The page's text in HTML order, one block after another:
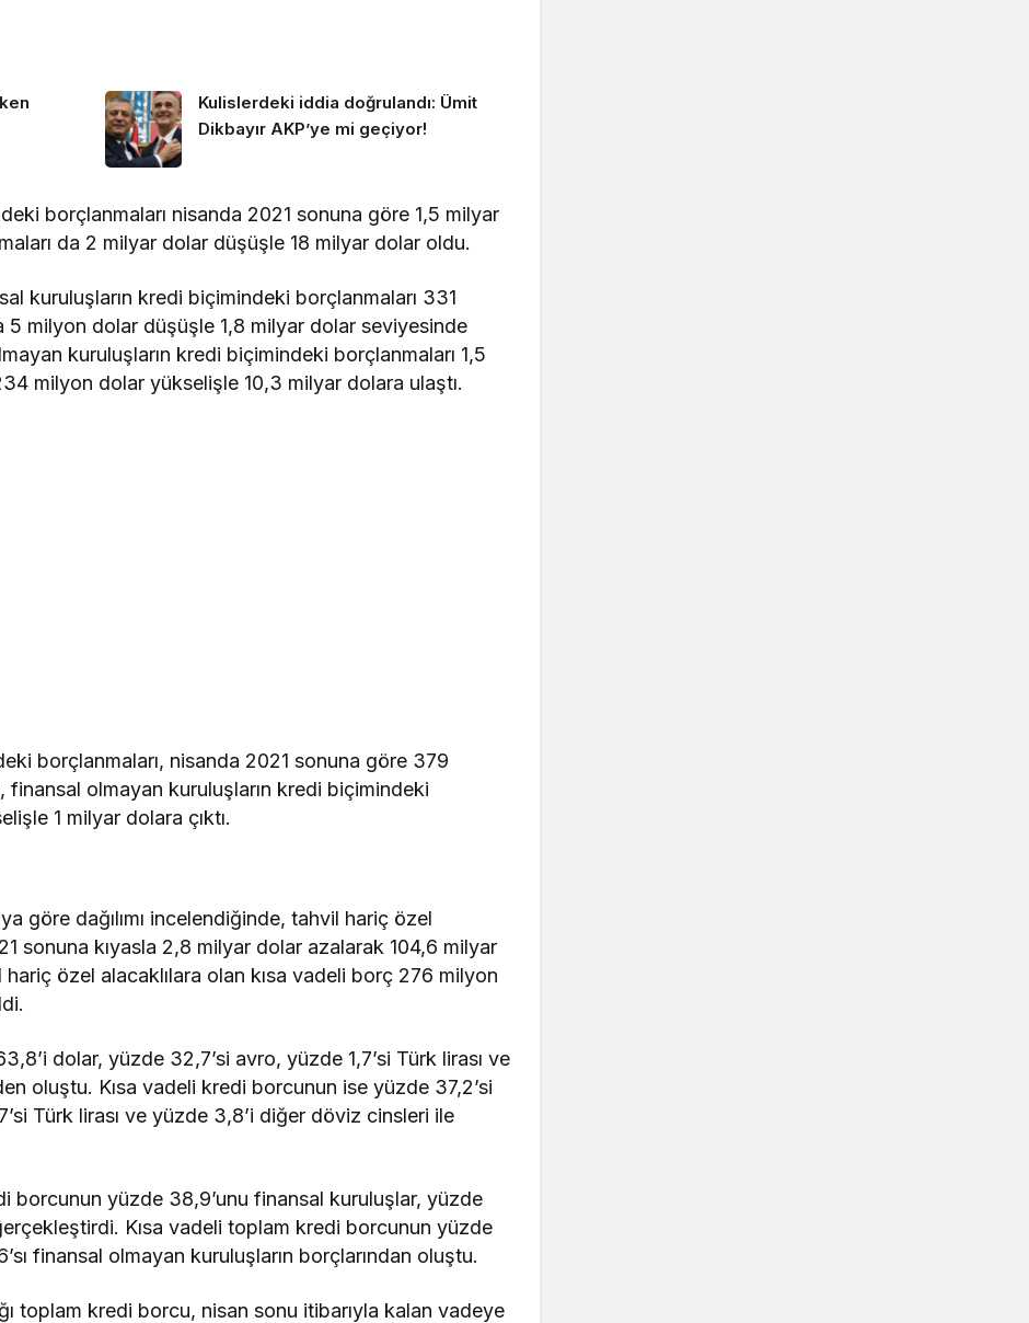
Kulislerdeki iddia doğrulandı: Ümit
Dikbayır AKP’ye mi geçiyor!
borçlanmaları nisanda 2021 sonuna göre 1,5 milyar
da 2 milyar dolar düşüşle 18 milyar dolar oldu.
kuruluşların kredi biçimindeki borçlanmaları 331
milyon dolar düşüşle 1,8 milyar dolar seviyesinde
kuruluşların kredi biçimindeki borçlanmaları 1,5
milyon dolar yükselişle 10,3 milyar dolara ulaştı.
borçlanmaları, nisanda 2021 sonuna göre 379
finansal olmayan kuruluşların kredi biçimindeki
1 milyar dolara çıktı.
göre dağılımı incelendiğinde, tahvil hariç özel
sonuna kıyasla 2,8 milyar dolar azalarak 104,6 milyar
özel alacaklılara olan kısa vadeli borç 276 milyon
dolar, yüzde 32,7’si avro, yüzde 1,7’si Türk lirası ve
oluştu. Kısa vadeli kredi borcunun ise yüzde 37,2’si
Türk lirası ve yüzde 3,8’i diğer döviz cinsleri ile
borcunun yüzde 38,9’unu finansal kuruluşlar, yüzde
Kısa vadeli toplam kredi borcunun yüzde
finansal olmayan kuruluşların borçlarından oluştu.
toplam kredi borcu, nisan sonu itibarıyla kalan vadeye